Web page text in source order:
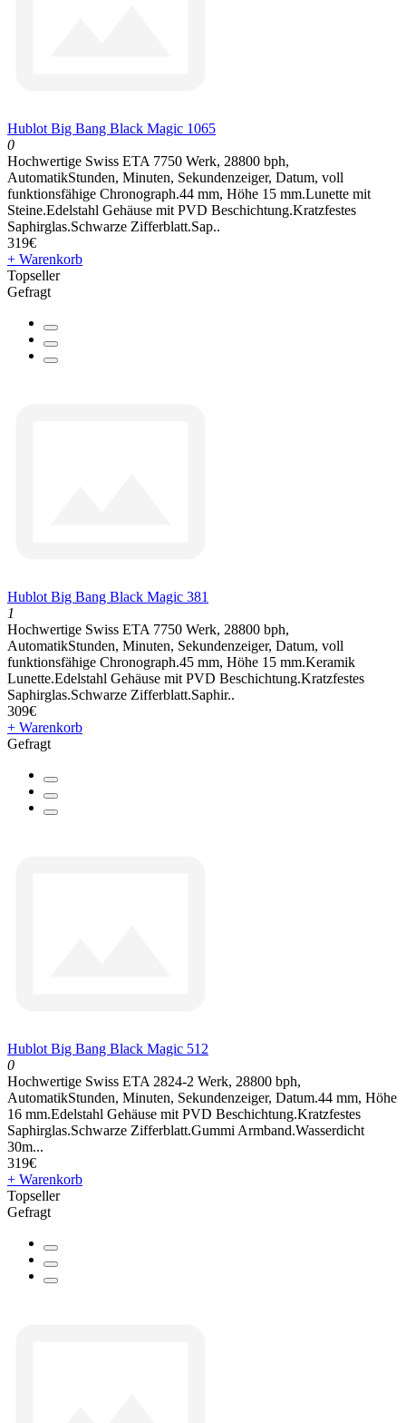
Hublot Big Bang Black Magic 1065
0
Hochwertige Swiss ETA 7750 Werk, 28800 bph,
AutomatikStunden, Minuten, Sekundenzeiger, Datum, voll
funktionsfähige Chronograph.44 mm, Höhe 15 mm.Lunette mit
Steine.Edelstahl Gehäuse mit PVD Beschichtung.Kratzfestes
Saphirglas.Schwarze Zifferblatt.Sap..
319€
+ Warenkorb
Topseller
Gefragt
Hublot Big Bang Black Magic 381
1
Hochwertige Swiss ETA 7750 Werk, 28800 bph,
AutomatikStunden, Minuten, Sekundenzeiger, Datum, voll
funktionsfähige Chronograph.45 mm, Höhe 15 mm.Keramik
Lunette.Edelstahl Gehäuse mit PVD Beschichtung.Kratzfestes
Saphirglas.Schwarze Zifferblatt.Saphir..
309€
+ Warenkorb
Gefragt
Hublot Big Bang Black Magic 512
0
Hochwertige Swiss ETA 2824-2 Werk, 28800 bph,
AutomatikStunden, Minuten, Sekundenzeiger, Datum.44 mm, Höhe
16 mm.Edelstahl Gehäuse mit PVD Beschichtung.Kratzfestes
Saphirglas.Schwarze Zifferblatt.Gummi Armband.Wasserdicht
30m...
319€
+ Warenkorb
Topseller
Gefragt